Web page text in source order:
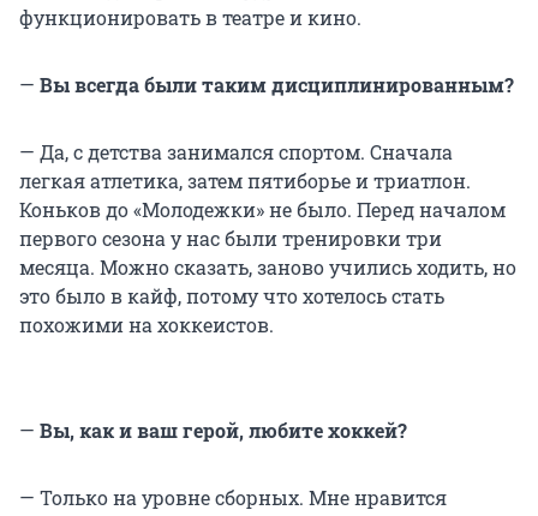
функционировать в театре и кино.
— Вы всегда были таким дисциплинированным?
— Да, с детства занимался спортом. Сначала
легкая атлетика, затем пятиборье и триатлон.
Коньков до «Молодежки» не было. Перед началом
первого сезона у нас были тренировки три
месяца. Можно сказать, заново учились ходить, но
это было в кайф, потому что хотелось стать
похожими на хоккеистов.
— Вы, как и ваш герой, любите хоккей?
— Только на уровне сборных. Мне нравится